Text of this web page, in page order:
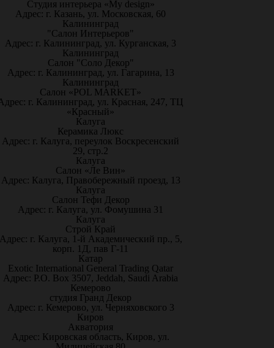
Студия интерьера «My design»
Адрес: г. Казань, ул. Московская, 60
Калининград
"Салон Интерьеров"
Адрес: г. Калининград, ул. Курганская, 3
Калининград
Салон "Соло Декор"
Адрес: г. Калининград, ул. Гагарина, 13
Калининград
Салон «POL MARKET»
г. Калининград, ул. Красная, 247, ТЦ
«Красный»
Калуга
Керамика Люкс
Адрес: г. Калуга, переулок Воскресенский
29, стр.2
Калуга
Салон «Ле Вин»
Адрес: Калуга, Правобережный проезд, 13
Калуга
Салон Тефи Декор
Адрес: г. Калуга, ул. Фомушина 31
Калуга
Строй Край
г. Калуга, 1-й Академический пр., 5,
корп. 1Д, пав Г-11
Катар
Exotic International General Trading Qatar
Адрес: P.O. Box 3507, Jeddah, Saudi Arabia
Кемерово
студия Гранд Декор
Адрес: г. Кемерово, ул. Черняховского 3
Киров
Акватория
Адрес: Кировская область, Киров, ул.